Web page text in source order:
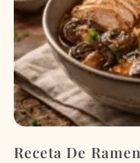
Receta De Ramen